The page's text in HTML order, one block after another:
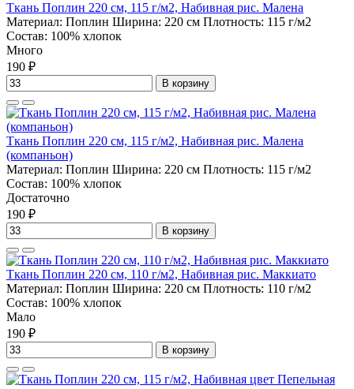
Ткань Поплин 220 см, 115 г/м2, Набивная рис. Малена
Материал: Поплин Ширина: 220 см Плотность: 115 г/м2
Состав: 100% хлопок
Много
190 ₽
В корзину
Ткань Поплин 220 см, 115 г/м2, Набивная рис. Малена
(компаньон)
Материал: Поплин Ширина: 220 см Плотность: 115 г/м2
Состав: 100% хлопок
Достаточно
190 ₽
В корзину
Ткань Поплин 220 см, 110 г/м2, Набивная рис. Маккиато
Материал: Поплин Ширина: 220 см Плотность: 110 г/м2
Состав: 100% хлопок
Мало
190 ₽
В корзину